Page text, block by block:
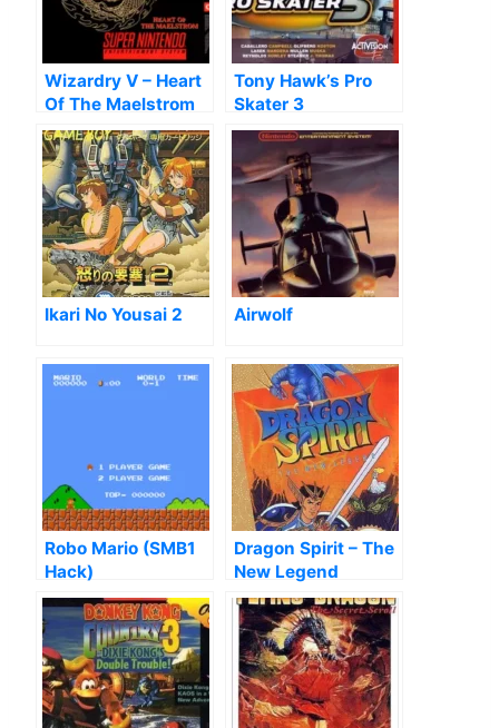
Wizardry V – Heart
Of The Maelstrom
Tony Hawk’s Pro
Skater 3
Ikari No Yousai 2 Airwolf
Robo Mario (SMB1
Hack)
Dragon Spirit – The
New Legend